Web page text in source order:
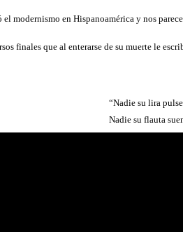
modernismo en Hispanoamérica y nos
finales que al enterarse de su muerte le
“Nadie su lira
Nadie su flauta